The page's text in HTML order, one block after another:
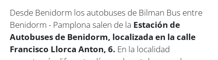
Desde Benidorm los autobuses de Bilman Bus entre
Benidorm - Pamplona salen de la Estación de
Autobuses de Benidorm, localizada en la calle
Francisco Llorca Anton, 6. En la localidad